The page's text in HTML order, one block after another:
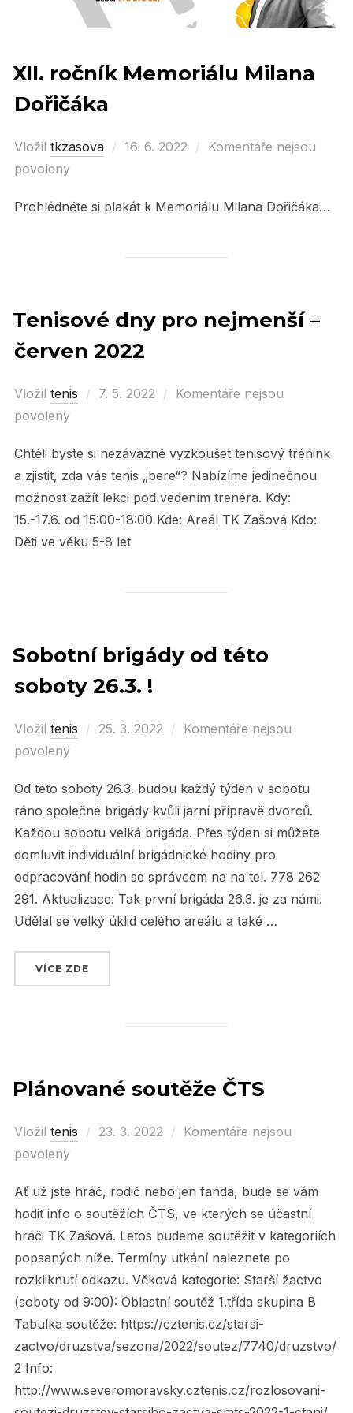
XII. ročník Memoriálu Milana
Dořičáka
Vložil tkzasova
Posted
16. 6. 2022
Komentáře nejsou
povoleny
Prohlédněte si plakát k Memoriálu Milana Dořičáka…
Tenisové dny pro nejmenší –
červen 2022
Vložil tenis
Posted
7. 5. 2022
Komentáře nejsou
povoleny
Chtěli byste si nezávazně vyzkoušet tenisový trénink
a zjistit, zda vás tenis „bere“? Nabízíme jedinečnou
možnost zažít lekci pod vedením trenéra. Kdy:
15.-17.6. od 15:00-18:00 Kde: Areál TK Zašová Kdo:
Děti ve věku 5-8 let
Sobotní brigády od této
soboty 26.3. !
Vložil tenis
Posted
25. 3. 2022
Komentáře nejsou
povoleny
Od této soboty 26.3. budou každý týden v sobotu
ráno společné brigády kvůli jarní přípravě dvorců.
Každou sobotu velká brigáda. Přes týden si můžete
domluvit individuální brigádnické hodiny pro
odpracování hodin se správcem na na tel. 778 262
291. Aktualizace: Tak první brigáda 26.3. je za námi.
Udělal se velký úklid celého areálu a také …
VÍCE ZDE
Plánované soutěže ČTS
Vložil tenis
Posted
23. 3. 2022
Komentáře nejsou
povoleny
Ať už jste hráč, rodič nebo jen fanda, bude se vám
hodit info o soutěžích ČTS, ve kterých se účastní
hráči TK Zašová. Letos budeme soutěžit v kategoriích
popsaných níže. Termíny utkání naleznete po
rozkliknutí odkazu. Věková kategorie: Starší žactvo
(soboty od 9:00): Oblastní soutěž 1.třída skupina B
Tabulka soutěže: https://cztenis.cz/starsi-
zactvo/druzstva/sezona/2022/soutez/7740/druzstvo/
2 Info:
http://www.severomoravsky.cztenis.cz/rozlosovani-